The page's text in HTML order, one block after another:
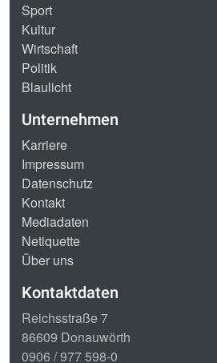
Sport
Kultur
Wirtschaft
Politik
Blaulicht
Unternehmen
Karriere
Impressum
Datenschutz
Kontakt
Mediadaten
Netiquette
Über uns
Kontaktdaten
Reichsstraße 7
86609 Donauwörth
0906 / 977 598-0